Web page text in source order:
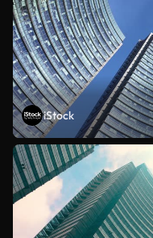
iStock